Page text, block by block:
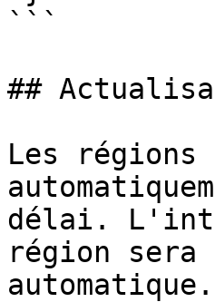
```
##
Les régions
délai.
région
automatique.